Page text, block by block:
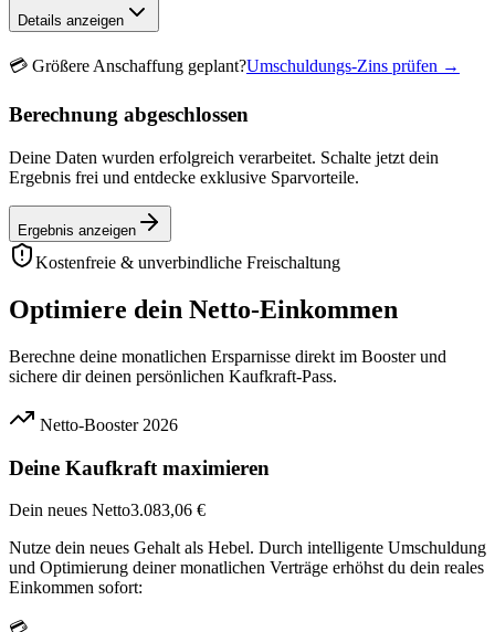
Details anzeigen
💳 Größere Anschaffung geplant?Umschuldungs-Zins prüfen →
Berechnung abgeschlossen
Deine Daten wurden erfolgreich verarbeitet. Schalte jetzt dein
Ergebnis frei und entdecke exklusive Sparvorteile.
Ergebnis anzeigen
Kostenfreie & unverbindliche Freischaltung
Optimiere dein Netto-Einkommen
Berechne deine monatlichen Ersparnisse direkt im Booster und
sichere dir deinen persönlichen Kaufkraft-Pass.
Netto-Booster 2026
Deine Kaufkraft maximieren
Dein neues Netto3.083,06 €
Nutze dein neues Gehalt als Hebel. Durch intelligente Umschuldung
und Optimierung deiner monatlichen Verträge erhöhst du dein reales
Einkommen sofort: